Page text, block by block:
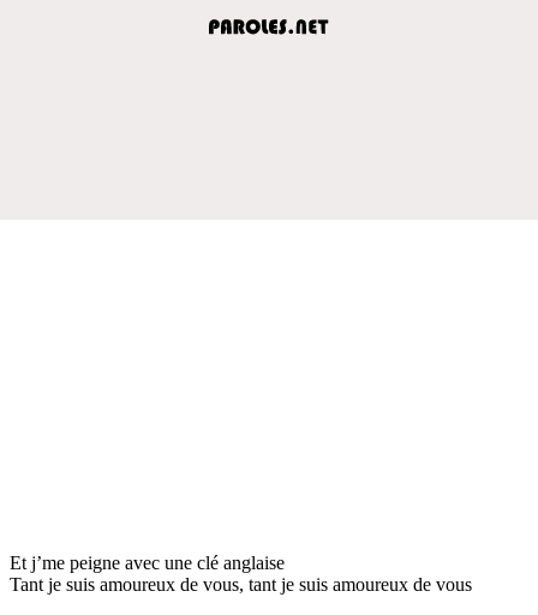
Et j’me peigne avec une clé anglaise
Tant je suis amoureux de vous, tant je suis amoureux de vous